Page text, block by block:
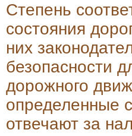
Степень
состояния
них
безопасности
дорожного
определенные
отвечают за